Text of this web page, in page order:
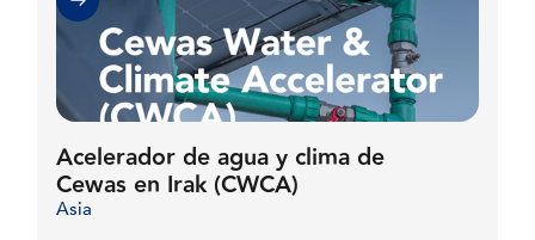
Acelerador de agua y clima de
Cewas en Irak (CWCA)
Asia